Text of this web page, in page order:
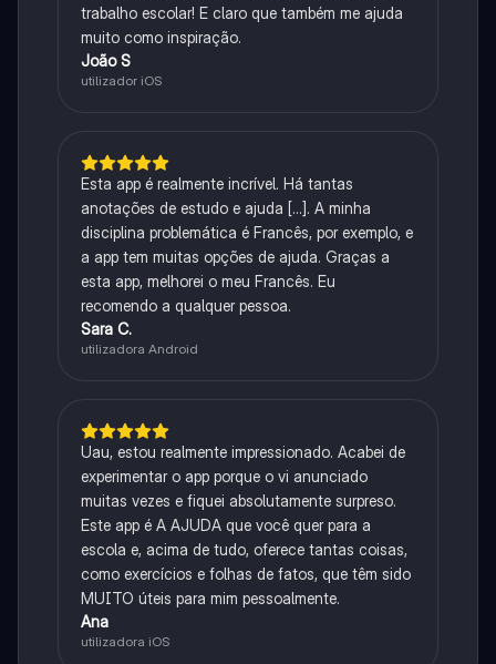
trabalho escolar! E claro que também me ajuda
muito como inspiração.
João S
utilizador iOS
Esta app é realmente incrível. Há tantas
anotações de estudo e ajuda [...]. A minha
disciplina problemática é Francês, por exemplo, e
a app tem muitas opções de ajuda. Graças a
esta app, melhorei o meu Francês. Eu
recomendo a qualquer pessoa.
Sara C.
utilizadora Android
Uau, estou realmente impressionado. Acabei de
experimentar o app porque o vi anunciado
muitas vezes e fiquei absolutamente surpreso.
Este app é A AJUDA que você quer para a
escola e, acima de tudo, oferece tantas coisas,
como exercícios e folhas de fatos, que têm sido
MUITO úteis para mim pessoalmente.
Ana
utilizadora iOS